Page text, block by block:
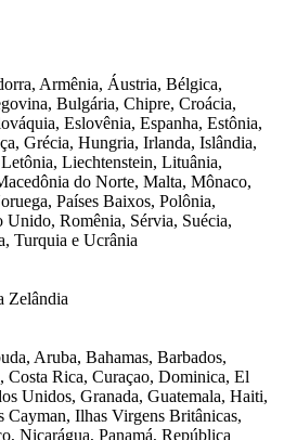
Armênia, Áustria, Bélgica,
Bulgária, Chipre, Croácia,
Eslovênia, Espanha, Estônia,
Grécia, Hungria, Irlanda, Islândia,
Liechtenstein, Lituânia,
do Norte, Malta, Mônaco,
Países Baixos, Polônia,
Unido, Romênia, Sérvia, Suécia,
Turquia e Ucrânia
Zelândia
Aruba, Bahamas, Barbados,
Costa Rica, Curaçao, Dominica, El
Unidos, Granada, Guatemala, Haiti,
Cayman, Ilhas Virgens Britânicas,
Nicarágua, Panamá, República